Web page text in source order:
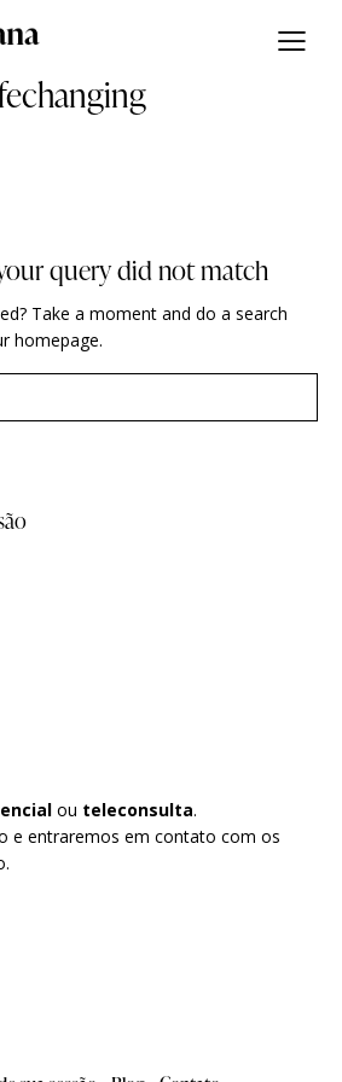
query did not match
Take a moment and do a search
homepage.
ou teleconsulta.
e entraremos em contato com os